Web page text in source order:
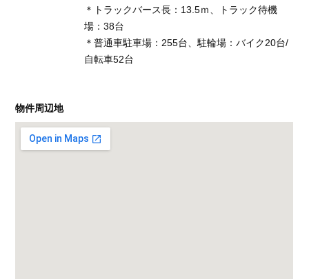
＊トラックバース長：13.5ｍ、トラック待機
場：38台
＊普通車駐車場：255台、駐輪場：バイク20台/
自転車52台
物件周辺地